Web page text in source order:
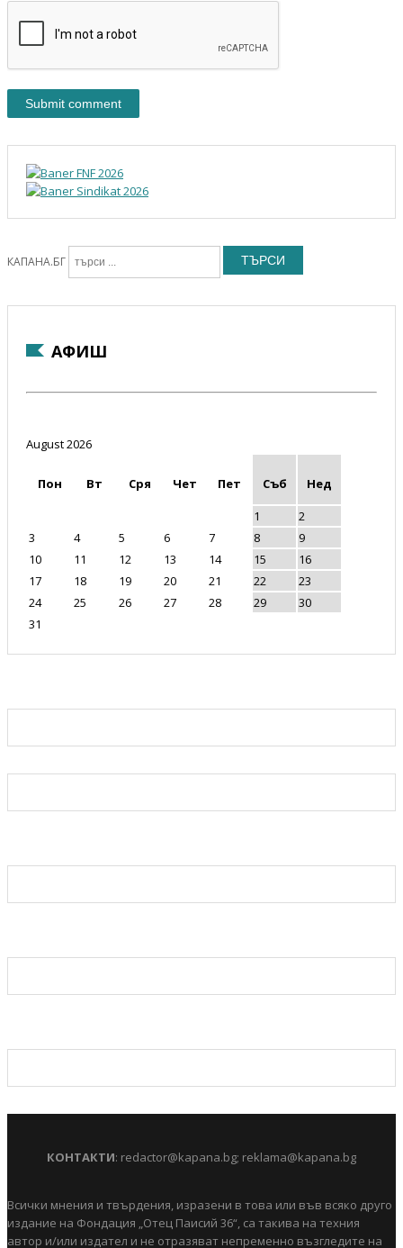
КАПАНА.БГ ТЪРСИ
АФИШ
August 2026
Пон Вт Сря Чет Пет Съб
Нед
1
2
3
4 5 6 7 8
9
10
11 12 13 14 15
16
17
18 19 20 21 22
23
24
25 26 27 28 29
30
31
КОНТАКТИ: redactor@kapana.bg; reklama@kapana.bg
Всички мнения и твърдения, изразени в това или във всяко друго
издание на Фондация „Отец Паисий 36“, са такива на техния
автор и/или издател и не отразяват непременно възгледите на